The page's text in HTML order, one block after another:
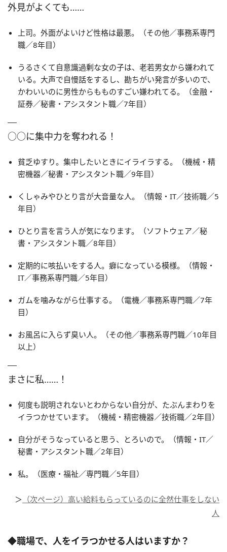
外見がよくても……
上司。外面がよいけど性格は最悪。（その他／事務系専門
職／8年目）
うるさくて自意識過剰な女の子は、老若男女から嫌われて
いる。大声で自慢話をするし、勘ちがい発言が多いので、
かわいいのに男性からもものすごい嫌われてる。（金融・
証券／秘書・アシスタント職／7年目）
○○に集中力を奪われる！
貧乏ゆすり。集中したいときにイライラする。（機械・精
密機器／秘書・アシスタント職／9年目）
くしゃみやひとり言が大音量な人。（情報・IT／技術職／5
年目）
ひとり言を言う人が気になります。（ソフトウェア／秘
書・アシスタント職／8年目）
定期的に咳払いをする人。癖になっている模様。（情報・
IT／事務系専門職／5年目）
ガムを噛みながら仕事する。（電機／事務系専門職／7年
目）
お風呂に入らず臭い人。（その他／事務系専門職／10年目
以上）
まさに私……！
何度も説明されないとわからない自分が、たぶんまわりを
イラつかせています。（機械・精密機器／技術職／2年目）
自分がそうなっていると思う、とろいので。（情報・IT／
秘書・アシスタント職／2年目）
私。（医療・福祉／専門職／5年目）
＞ （次ページ）高い給料もらっているのに全然仕事をしない
人
◆職場で、人をイラつかせる人はいますか？